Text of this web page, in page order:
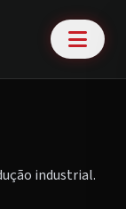
industrial.